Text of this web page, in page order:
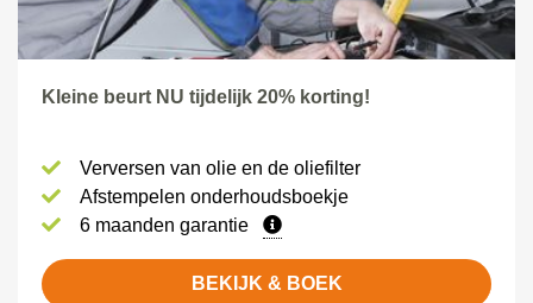
Kleine beurt NU tijdelijk 20% korting!
Verversen van olie en de oliefilter
Afstempelen onderhoudsboekje
6 maanden garantie
BEKIJK & BOEK